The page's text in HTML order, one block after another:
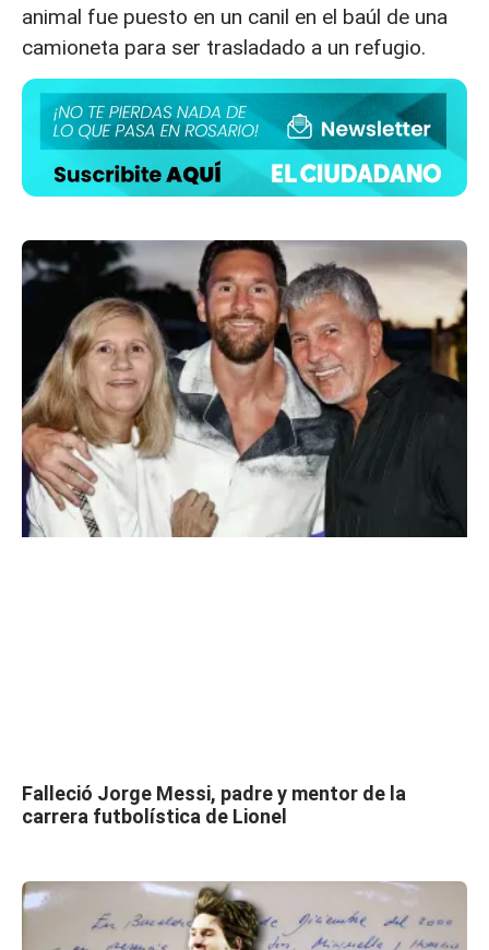
animal fue puesto en un canil en el baúl de una
camioneta para ser trasladado a un refugio.
Falleció Jorge Messi, padre y mentor de la
carrera futbolística de Lionel